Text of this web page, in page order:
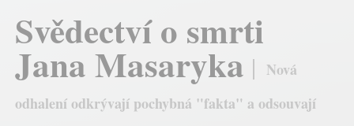
Svědectví o smrti
Jana Masaryka
Nová
odhalení odkrývají pochybná "fakta" a odsouvají